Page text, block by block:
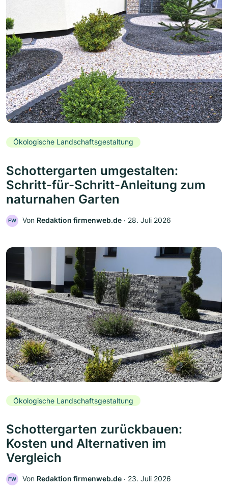
Ökologische Landschaftsgestaltung
Schottergarten umgestalten:
Schritt-für-Schritt-Anleitung zum
naturnahen Garten
FW Von Redaktion firmenweb.de ‧ 28. Juli 2026
Ökologische Landschaftsgestaltung
Schottergarten zurückbauen:
Kosten und Alternativen im
Vergleich
FW Von Redaktion firmenweb.de ‧ 23. Juli 2026